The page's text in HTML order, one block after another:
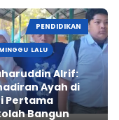
PENDIDIKAN
LALU
Alrif:
Ayah di
Pertama
Bangun